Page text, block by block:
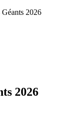
Géants 2026
2026